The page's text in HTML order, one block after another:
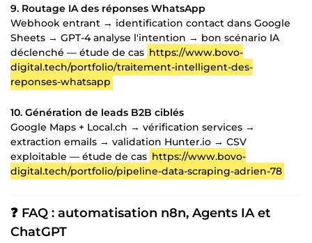
9. Routage IA des réponses WhatsApp
Webhook entrant → identification contact dans Google
Sheets → GPT-4 analyse l'intention → bon scénario IA
déclenché — étude de cas https://www.bovo-
digital.tech/portfolio/traitement-intelligent-des-
reponses-whatsapp
10. Génération de leads B2B ciblés
Google Maps + Local.ch → vérification services →
extraction emails → validation Hunter.io → CSV
exploitable — étude de cas https://www.bovo-
digital.tech/portfolio/pipeline-data-scraping-adrien-78
❓ FAQ : automatisation n8n, Agents IA et
ChatGPT